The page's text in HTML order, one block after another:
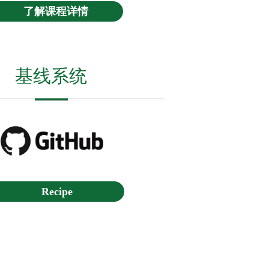
了解课程详情
基线系统
Recipe